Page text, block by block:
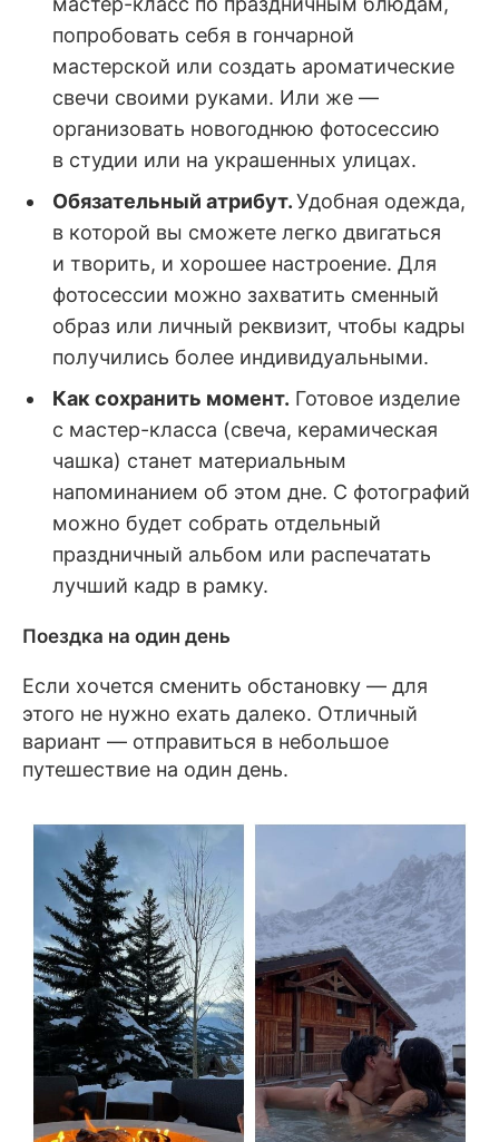
попробовать себя в гончарной
мастерской или создать ароматические
свечи своими руками. Или же —
организовать новогоднюю фотосессию
в студии или на украшенных улицах.
Обязательный атрибут.Удобная одежда,
в которой вы сможете легко двигаться
и творить, и хорошее настроение. Для
фотосессии можно захватить сменный
образ или личный реквизит, чтобы кадры
получились более индивидуальными.
Как сохранить момент. Готовое изделие
с мастер-класса (свеча, керамическая
чашка) станет материальным
напоминанием об этом дне. С фотографий
можно будет собрать отдельный
праздничный альбом или распечатать
лучший кадр в рамку.
Поездка на один день
Если хочется сменить обстановку — для
этого не нужно ехать далеко. Отличный
вариант — отправиться в небольшое
путешествие на один день.